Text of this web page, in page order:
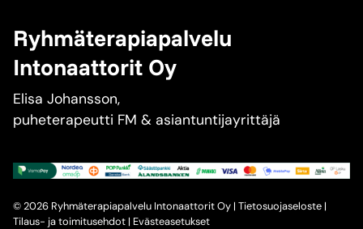
O
p
e
n
t
t
e
t
ö
i
s
y
s
Ryhmäterapiapalvelu
Intonaattorit Oy
Elisa Johansson,
puheterapeutti FM & asiantuntijayrittäjä
© 2026 Ryhmäterapiapalvelu Intonaattorit Oy | Tietosuojaseloste |
Tilaus- ja toimitusehdot | Evästeasetukset